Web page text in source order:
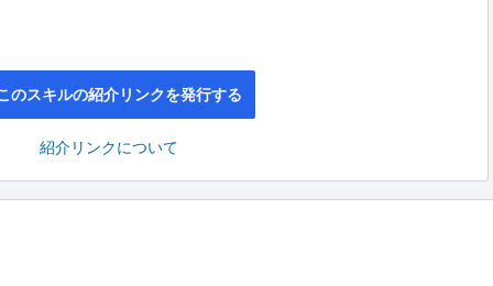
のスキルの紹介リンクを発行する
紹介リンクについて